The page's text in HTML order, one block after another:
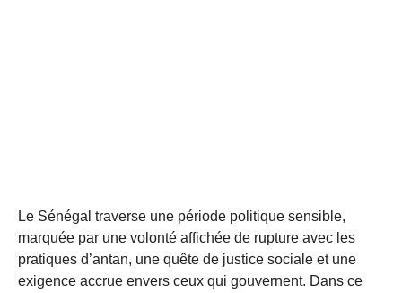
Le Sénégal traverse une période politique sensible,
marquée par une volonté affichée de rupture avec les
pratiques d’antan, une quête de justice sociale et une
exigence accrue envers ceux qui gouvernent. Dans ce